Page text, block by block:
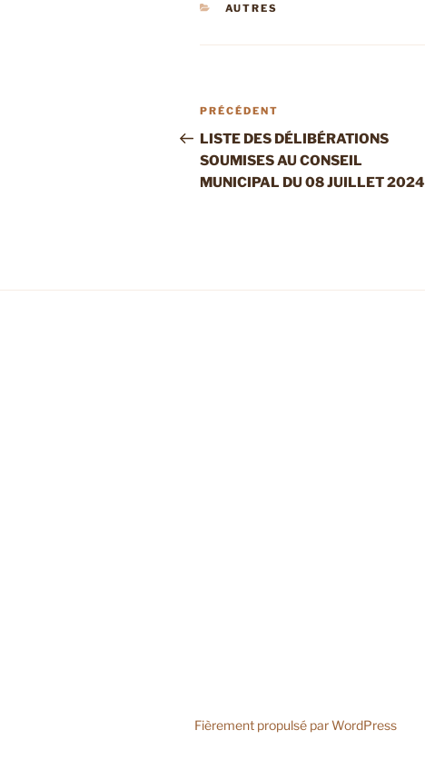
CATÉGORIES
AUTRES
Navigation
de
l’article
Article
précédent
PRÉCÉDENT
LISTE DES DÉLIBÉRATIONS
SOUMISES AU CONSEIL
MUNICIPAL DU 08 JUILLET 2024
Fièrement propulsé par WordPress